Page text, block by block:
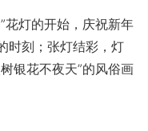
灯的开始，庆祝新年
时刻；张灯结彩，灯
银花不夜天”的风俗画